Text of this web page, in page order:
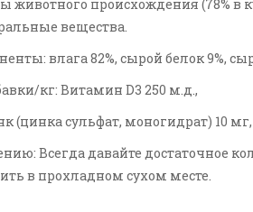
животного происхождения (78% в
вещества.
влага 82%, сырой белок 9%,
кг: Витамин D3 250 м.д.,
(цинка сульфат, моногидрат) 10
Всегда давайте достаточное
в прохладном сухом месте.